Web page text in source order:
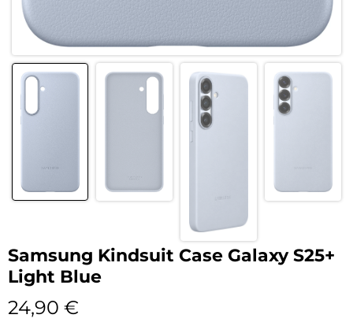
Samsung Kindsuit Case Galaxy S25+
Light Blue
24,90 €